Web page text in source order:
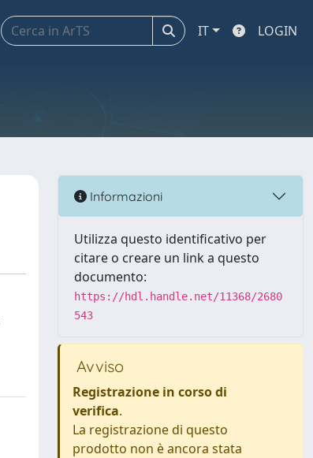
IT LOGIN
Informazioni
Utilizza questo identificativo per
citare o creare un link a questo
documento:
https://hdl.handle.net/11368/2680
543
Avviso
Registrazione in corso di
verifica.
La registrazione di questo
prodotto non è ancora stata